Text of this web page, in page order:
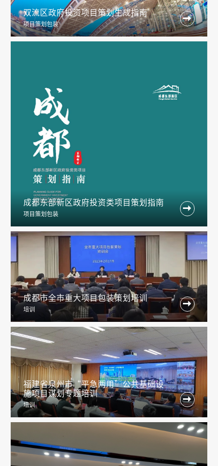
双流区政府投资项目策划生成指南
项目策划包装

成都东部新区政府投资类项目策划指南
项目策划包装

成都市全市重大项目包装策划培训
培训

福建省泉州市“平急两用”公共基础设
施项目谋划专题培训
培训
